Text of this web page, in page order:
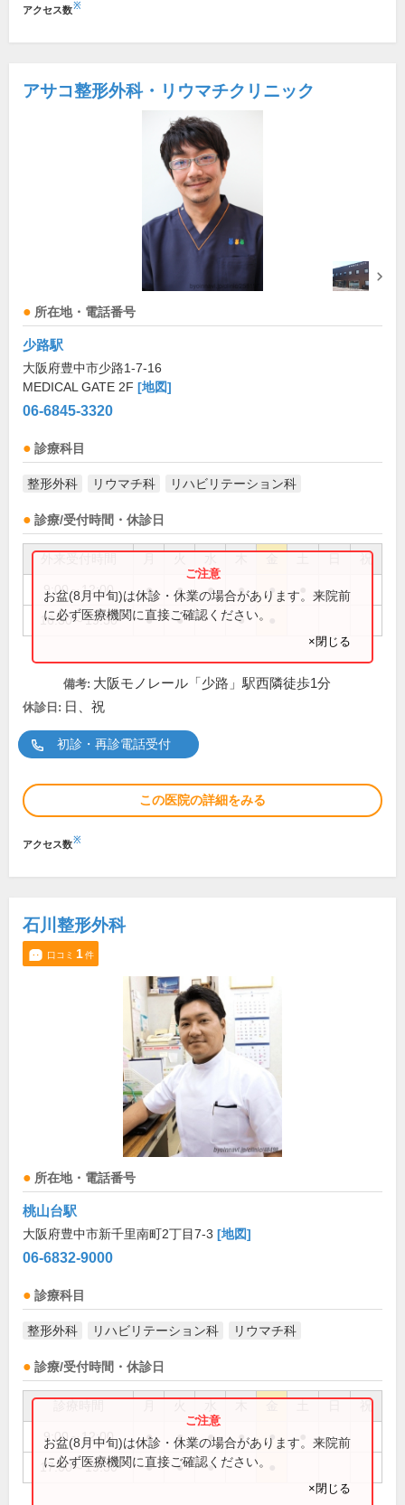
アクセス数※
アサコ整形外科・リウマチクリニック
所在地・電話番号
少路駅
大阪府豊中市少路1-7-16
MEDICAL GATE 2F [地図]
06-6845-3320
診療科目
整形外科 リウマチ科 リハビリテーション科
診療/受付時間・休診日
祝
9:00～12:00 ● ● ● ● ●
16:30～19:30 ● ● ●
お盆(8月中旬)は休診・休業の場合があります。来院前
に必ず医療機関に直接ご確認ください。
×閉じる
備考: 大阪モノレール「少路」駅西隣徒歩1分
休診日: 日、祝
初診・再診電話受付
この医院の詳細をみる
アクセス数※
石川整形外科
口コミ 1件
所在地・電話番号
桃山台駅
大阪府豊中市新千里南町2丁目7-3 [地図]
06-6832-9000
診療科目
整形外科 リハビリテーション科 リウマチ科
診療/受付時間・休診日
祝
9:00～12:00 ● ● ● ● ●
17:00～19:30 ● ● ●
お盆(8月中旬)は休診・休業の場合があります。来院前
に必ず医療機関に直接ご確認ください。
×閉じる